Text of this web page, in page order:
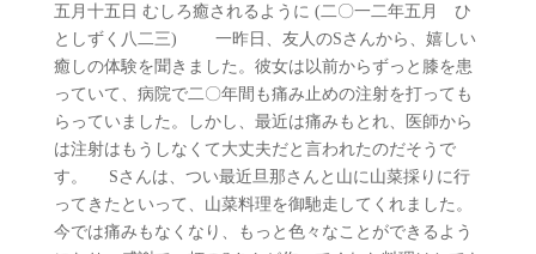
五月十五日 むしろ癒されるように (二〇一二年五月 ひ
としずく八二三) 一昨日、友人のSさんから、嬉しい
癒しの体験を聞きました。彼女は以前からずっと膝を患
っていて、病院で二〇年間も痛み止めの注射を打っても
らっていました。しかし、最近は痛みもとれ、医師から
は注射はもうしなくて大丈夫だと言われたのだそうで
す。 Sさんは、つい最近旦那さんと山に山菜採りに行
ってきたといって、山菜料理を御馳走してくれました。
今では痛みもなくなり、もっと色々なことができるよう